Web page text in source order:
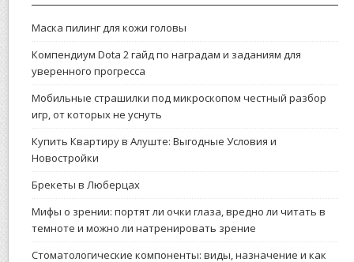
Маска пилинг для кожи головы
Компендиум Dota 2 гайд по наградам и заданиям для
уверенного прогресса
Мобильные страшилки под микроскопом честный разбор
игр, от которых не уснуть
Купить Квартиру в Алуште: Выгодные Условия и
Новостройки
Брекеты в Люберцах
Мифы о зрении: портят ли очки глаза, вредно ли читать в
темноте и можно ли натренировать зрение
Стоматологические компоненты: виды, назначение и как